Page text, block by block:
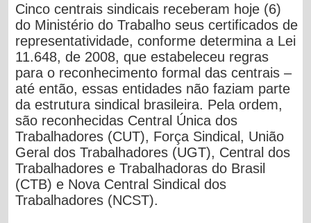
Cinco centrais sindicais receberam hoje (6)
do Ministério do Trabalho seus certificados de
representatividade, conforme determina a Lei
11.648, de 2008, que estabeleceu regras
para o reconhecimento formal das centrais –
até então, essas entidades não faziam parte
da estrutura sindical brasileira. Pela ordem,
são reconhecidas Central Única dos
Trabalhadores (CUT), Força Sindical, União
Geral dos Trabalhadores (UGT), Central dos
Trabalhadores e Trabalhadoras do Brasil
(CTB) e Nova Central Sindical dos
Trabalhadores (NCST).